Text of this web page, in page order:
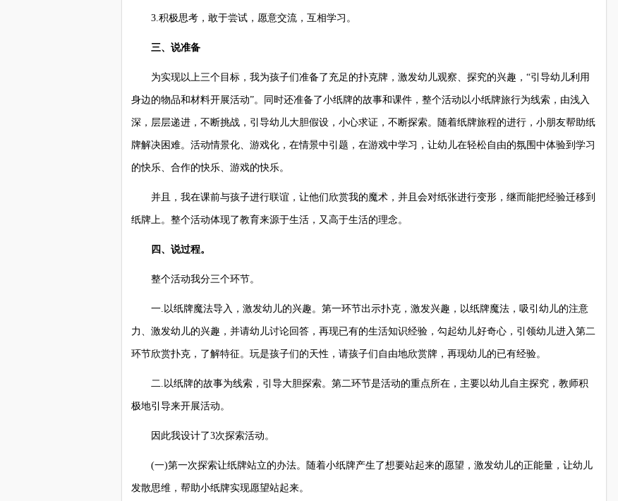
3.积极思考，敢于尝试，愿意交流，互相学习。
三、说准备
为实现以上三个目标，我为孩子们准备了充足的扑克牌，激发幼儿观察、探究的兴趣，“引导幼儿利用
身边的物品和材料开展活动”。同时还准备了小纸牌的故事和课件，整个活动以小纸牌旅行为线索，由浅入
深，层层递进，不断挑战，引导幼儿大胆假设，小心求证，不断探索。随着纸牌旅程的进行，小朋友帮助纸
牌解决困难。活动情景化、游戏化，在情景中引题，在游戏中学习，让幼儿在轻松自由的氛围中体验到学习
的快乐、合作的快乐、游戏的快乐。
并且，我在课前与孩子进行联谊，让他们欣赏我的魔术，并且会对纸张进行变形，继而能把经验迁移到
纸牌上。整个活动体现了教育来源于生活，又高于生活的理念。
四、说过程。
整个活动我分三个环节。
一.以纸牌魔法导入，激发幼儿的兴趣。第一环节出示扑克，激发兴趣，以纸牌魔法，吸引幼儿的注意
力、激发幼儿的兴趣，并请幼儿讨论回答，再现已有的生活知识经验，勾起幼儿好奇心，引领幼儿进入第二
环节欣赏扑克，了解特征。玩是孩子们的天性，请孩子们自由地欣赏牌，再现幼儿的已有经验。
二.以纸牌的故事为线索，引导大胆探索。第二环节是活动的重点所在，主要以幼儿自主探究，教师积
极地引导来开展活动。
因此我设计了3次探索活动。
(一)第一次探索让纸牌站立的办法。随着小纸牌产生了想要站起来的愿望，激发幼儿的正能量，让幼儿
发散思维，帮助小纸牌实现愿望站起来。